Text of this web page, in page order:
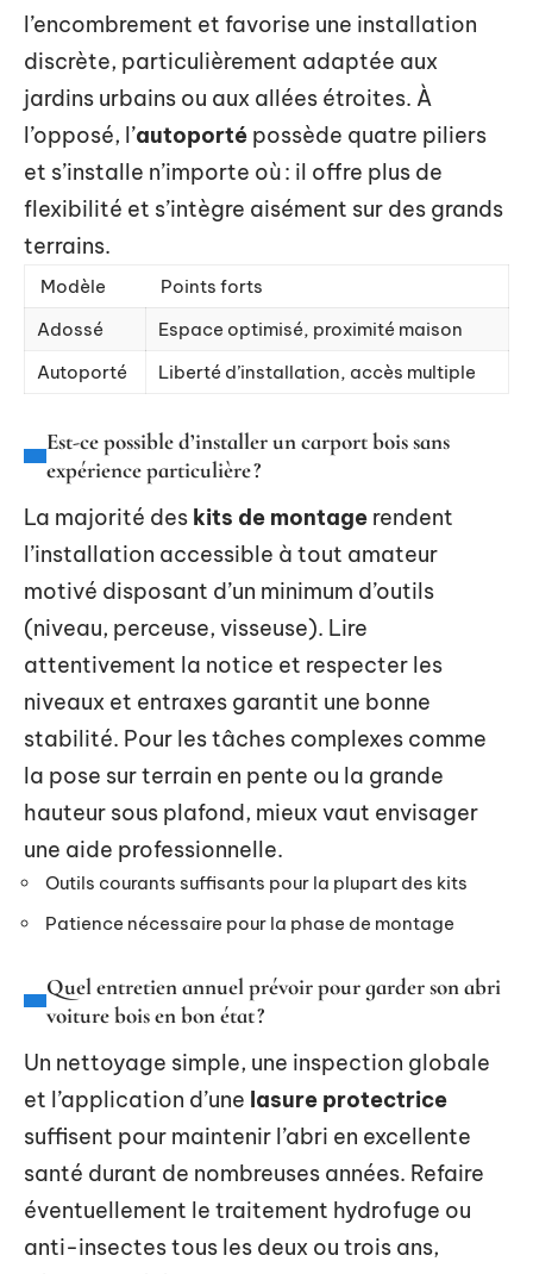
l’encombrement et favorise une installation
discrète, particulièrement adaptée aux
jardins urbains ou aux allées étroites. À
l’opposé, l’autoporté possède quatre piliers
et s’installe n’importe où : il offre plus de
flexibilité et s’intègre aisément sur des grands
terrains.
Modèle
Points forts
Adossé
Espace optimisé, proximité maison
Autoporté
Liberté d’installation, accès multiple
Est-ce possible d’installer un carport bois sans
expérience particulière ?
La majorité des kits de montage rendent
l’installation accessible à tout amateur
motivé disposant d’un minimum d’outils
(niveau, perceuse, visseuse). Lire
attentivement la notice et respecter les
niveaux et entraxes garantit une bonne
stabilité. Pour les tâches complexes comme
la pose sur terrain en pente ou la grande
hauteur sous plafond, mieux vaut envisager
une aide professionnelle.
Outils courants suffisants pour la plupart des kits
Patience nécessaire pour la phase de montage
Quel entretien annuel prévoir pour garder son abri
voiture bois en bon état ?
Un nettoyage simple, une inspection globale
et l’application d’une lasure protectrice
suffisent pour maintenir l’abri en excellente
santé durant de nombreuses années. Refaire
éventuellement le traitement hydrofuge ou
anti-insectes tous les deux ou trois ans,